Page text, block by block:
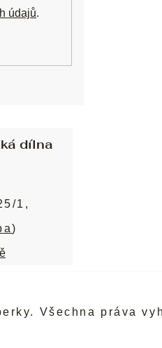
údajů.
dílna
1,
)
. Všechna práva